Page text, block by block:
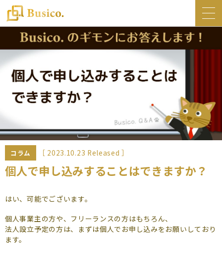
トップ
Busico.について
オフィス
Busico.銀座
料金・サービス
お知らせ
NEWS
Busico.通信
よくあるご質問
コラム ［ 2023.10.23 Released ］
個人で申し込みすることはできますか？
はい、可能でございます。
個人事業主の方や、フリーランスの方はもちろん、
法人設立予定の方は、まずは個人でお申し込みをお願いしており
ます。